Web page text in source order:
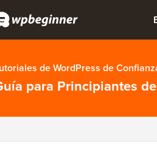
de WordPress de
para Principiantes